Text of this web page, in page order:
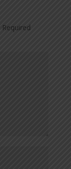
Required